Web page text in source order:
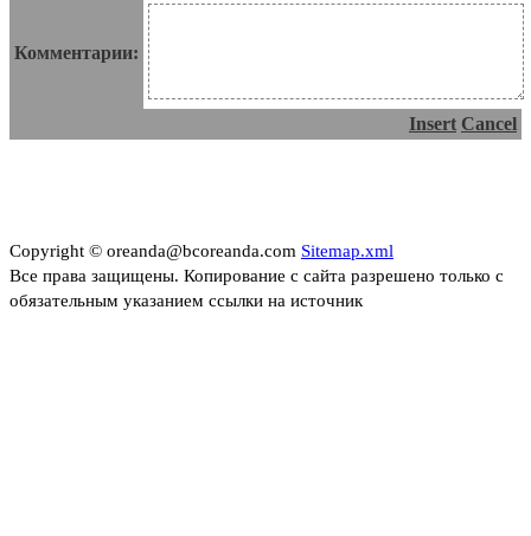
Комментарии:
Insert Cancel
Copyright © oreanda@bcoreanda.com Sitemap.xml
Все права защищены. Копирование с сайта разрешено только с
обязательным указанием ссылки на источник